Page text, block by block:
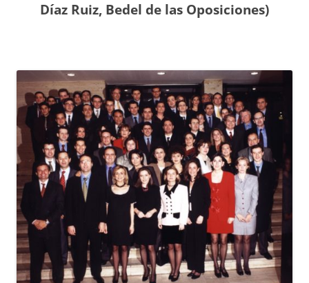
Díaz Ruiz, Bedel de las Oposiciones)